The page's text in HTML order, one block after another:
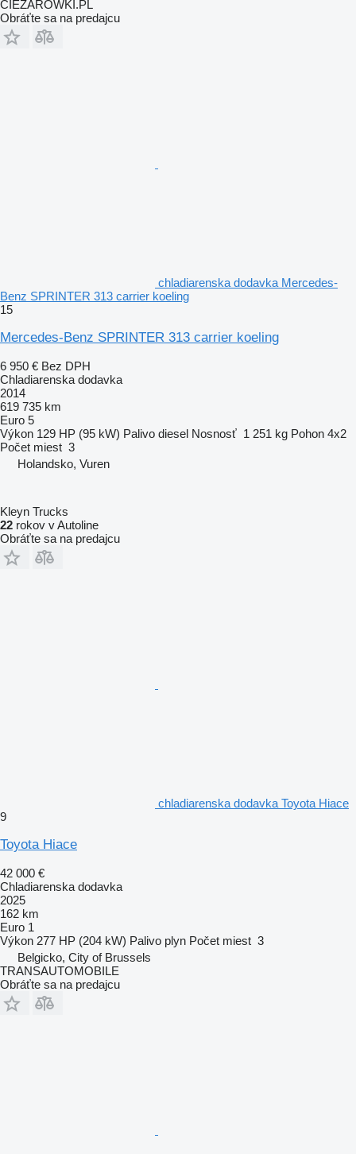
CIEZAROWKI.PL
Obráťte sa na predajcu
chladiarenska dodavka Mercedes-
Benz SPRINTER 313 carrier koeling
15
Mercedes-Benz SPRINTER 313 carrier koeling
6 950 € Bez DPH
Chladiarenska dodavka
2014
619 735 km
Euro 5
Výkon 129 HP (95 kW) Palivo diesel Nosnosť 1 251 kg Pohon 4x2
Počet miest 3
Holandsko, Vuren
Kleyn Trucks
22 rokov v Autoline
Obráťte sa na predajcu
chladiarenska dodavka Toyota Hiace
9
Toyota Hiace
42 000 €
Chladiarenska dodavka
2025
162 km
Euro 1
Výkon 277 HP (204 kW) Palivo plyn Počet miest 3
Belgicko, City of Brussels
TRANSAUTOMOBILE
Obráťte sa na predajcu